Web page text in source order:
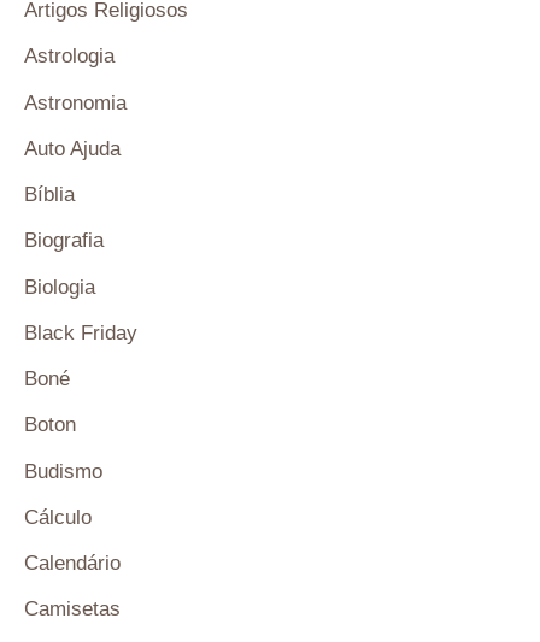
Artigos Religiosos
Astrologia
Astronomia
Auto Ajuda
Bíblia
Biografia
Biologia
Black Friday
Boné
Boton
Budismo
Cálculo
Calendário
Camisetas